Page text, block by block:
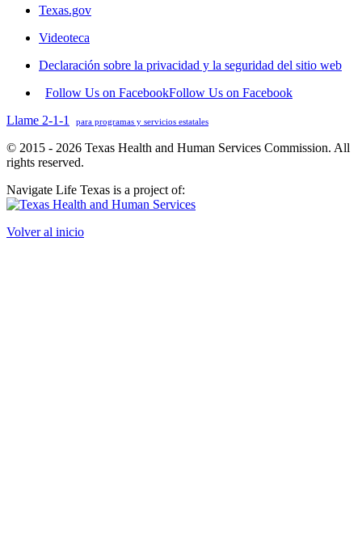
Texas.gov
Videoteca
Declaración sobre la privacidad y la seguridad del sitio web
Follow Us on FacebookFollow Us on Facebook
Llame 2-1-1
para programas y servicios estatales
© 2015 - 2026 Texas Health and Human Services Commission. All
rights reserved.
Navigate Life Texas is a project of:
Volver al inicio